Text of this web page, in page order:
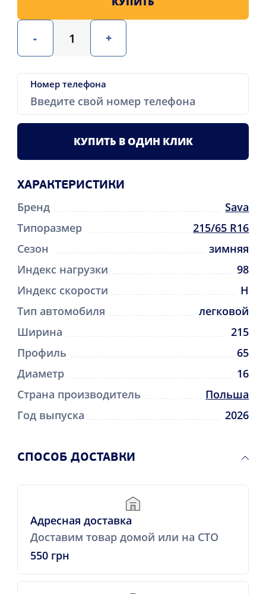
- +
Номер телефона
КУПИТЬ В ОДИН КЛИК
ХАРАКТЕРИСТИКИ
Бренд
Sava
Типоразмер
215/65 R16
Сезон
зимняя
Индекс нагрузки
98
Индекс скорости
H
Тип автомобиля
легковой
Ширина
215
Профиль
65
Диаметр
16
Страна производитель
Польша
Год выпуска
2026
CПОСОБ ДОСТАВКИ
Адресная доставка
Доставим товар домой или на СТО
550 грн